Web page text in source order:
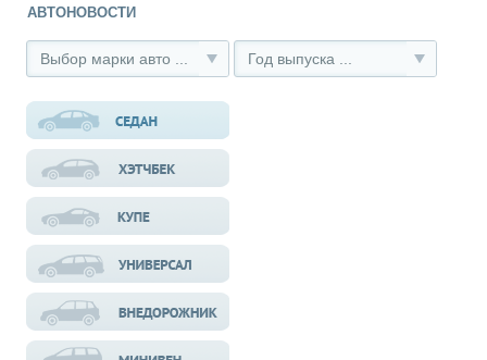
АВТОНОВОСТИ
Выбор марки авто ... Год выпуска ...